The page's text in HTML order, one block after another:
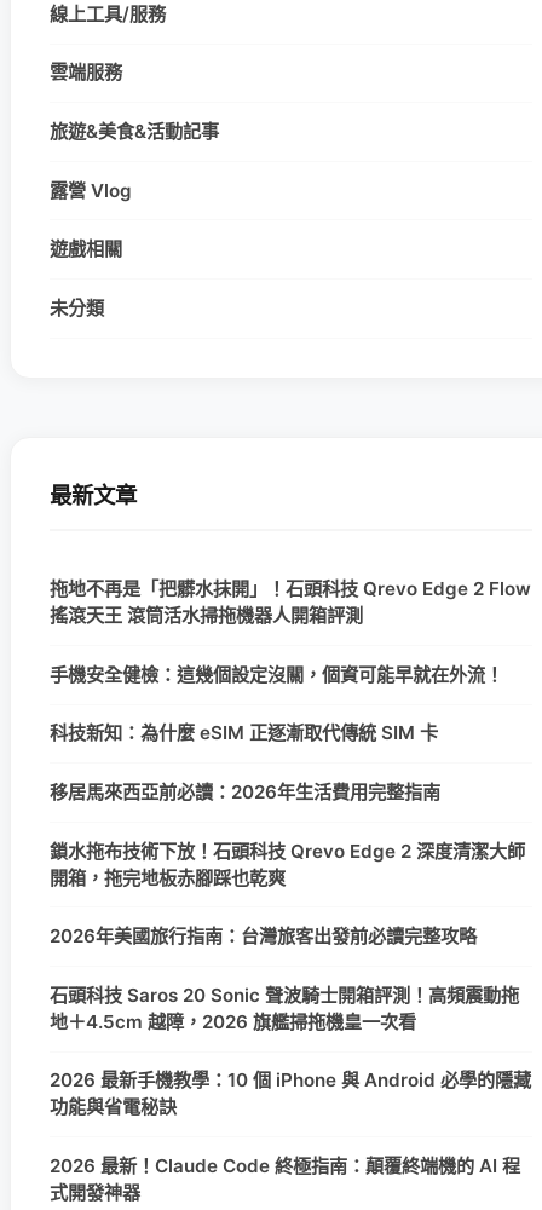
線上工具/服務
雲端服務
旅遊&美食&活動記事
露營 Vlog
遊戲相關
未分類
最新文章
拖地不再是「把髒水抹開」！石頭科技 Qrevo Edge 2 Flow
搖滾天王 滾筒活水掃拖機器人開箱評測
手機安全健檢：這幾個設定沒關，個資可能早就在外流！
科技新知：為什麼 eSIM 正逐漸取代傳統 SIM 卡
移居馬來西亞前必讀：2026年生活費用完整指南
鎖水拖布技術下放！石頭科技 Qrevo Edge 2 深度清潔大師
開箱，拖完地板赤腳踩也乾爽
2026年美國旅行指南：台灣旅客出發前必讀完整攻略
石頭科技 Saros 20 Sonic 聲波騎士開箱評測！高頻震動拖
地＋4.5cm 越障，2026 旗艦掃拖機皇一次看
2026 最新手機教學：10 個 iPhone 與 Android 必學的隱藏
功能與省電秘訣
2026 最新！Claude Code 終極指南：顛覆終端機的 AI 程
式開發神器